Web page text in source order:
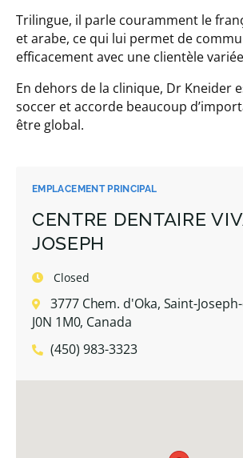
EMPLACEMENT PRINCIPAL
CENTRE DENTAIRE
JOSEPH
Closed
3777 Chem. d'Oka, Saint-
J0N 1M0, Canada
(450) 983-3323
Trilingue, il parle couramment le
et arabe, ce qui lui permet de
efficacement avec une clientèle
En dehors de la clinique, Dr Kneider
soccer et accorde beaucoup
être global.